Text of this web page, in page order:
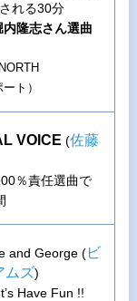
れる30分
内隆志さん選曲
ト）
VOICE (佐藤
％責任選曲で
and George (ビ
ムズ)
Have Fun !!